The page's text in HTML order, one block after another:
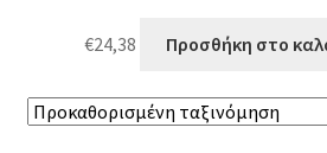
€24,38 Προσθήκη στο